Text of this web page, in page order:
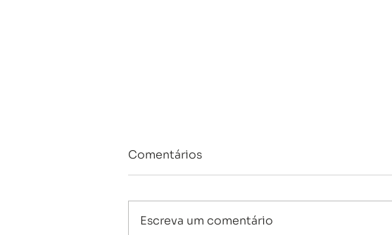
Comentários
Escreva um comentário